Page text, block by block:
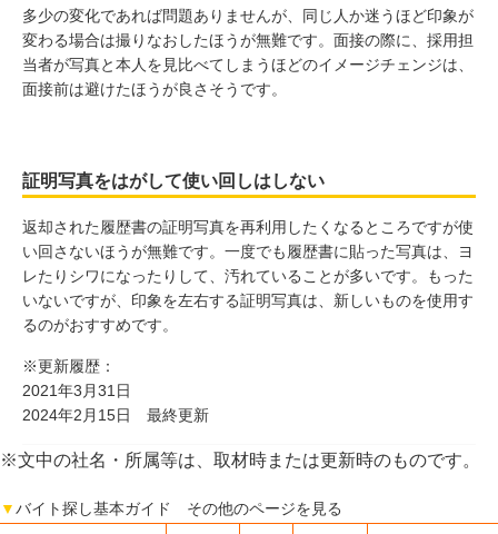
多少の変化であれば問題ありませんが、同じ人か迷うほど印象が
変わる場合は撮りなおしたほうが無難です。面接の際に、採用担
当者が写真と本人を見比べてしまうほどのイメージチェンジは、
面接前は避けたほうが良さそうです。
証明写真をはがして使い回しはしない
返却された履歴書の証明写真を再利用したくなるところですが使
い回さないほうが無難です。一度でも履歴書に貼った写真は、ヨ
レたりシワになったりして、汚れていることが多いです。もった
いないですが、印象を左右する証明写真は、新しいものを使用す
るのがおすすめです。
※更新履歴：
2021年3月31日
2024年2月15日 最終更新
※文中の社名・所属等は、取材時または更新時のものです。
▼バイト探し基本ガイド その他のページを見る